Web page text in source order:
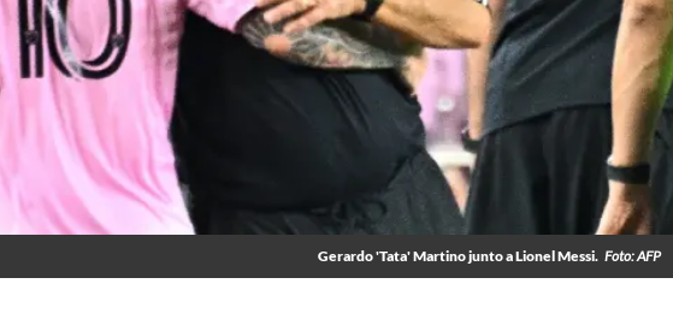
Gerardo 'Tata' Martino junto a Lionel Messi. Foto: AFP